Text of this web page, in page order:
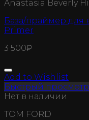
Anastasia Beverly
База/праймер для
Primer
3 500₽
Add to Wishlist
Быстрый просмотр
Нет в наличии
TOM FORD